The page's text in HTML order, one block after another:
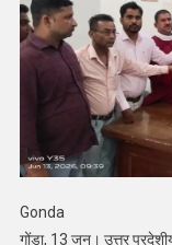
Gonda
गोंडा, 13 जून। उत्तर